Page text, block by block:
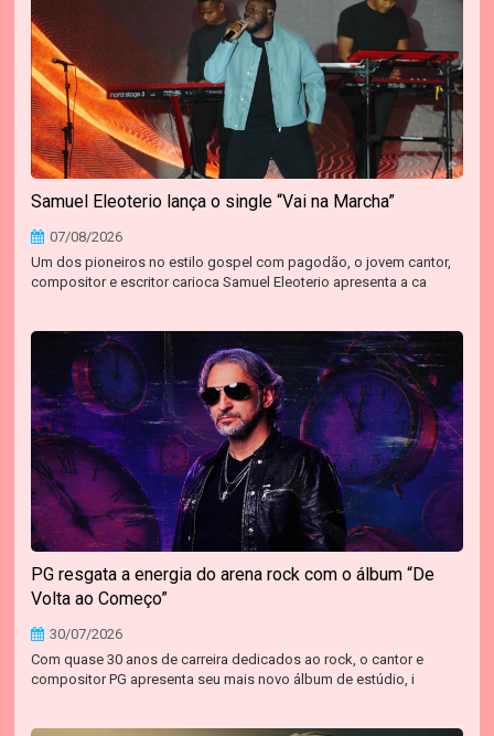
Samuel Eleoterio lança o single “Vai na Marcha”
07/08/2026
Um dos pioneiros no estilo gospel com pagodão, o jovem cantor,
compositor e escritor carioca Samuel Eleoterio apresenta a ca
PG resgata a energia do arena rock com o álbum “De
Volta ao Começo”
30/07/2026
Com quase 30 anos de carreira dedicados ao rock, o cantor e
compositor PG apresenta seu mais novo álbum de estúdio, i